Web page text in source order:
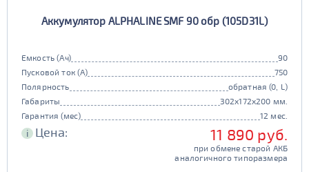
Аккумулятор ALPHALINE SMF 90 обр (105D31L)
Емкость (Ач)
90
Пусковой ток (А)
750
Полярность
обратная (0, L)
Габариты
302x172x200 мм.
Гарантия (мес)
12 мес.
i Цена: 11 890 руб.
при обмене старой АКБ
аналогичного типоразмера